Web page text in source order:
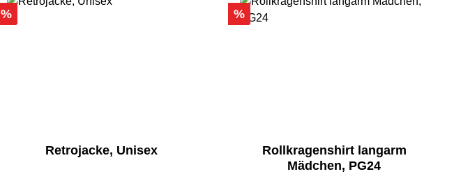
Rabatt
%
Retrojacke, Unisex
Rabatt
%
Rollkragenshirt langarm
Mädchen, PG24